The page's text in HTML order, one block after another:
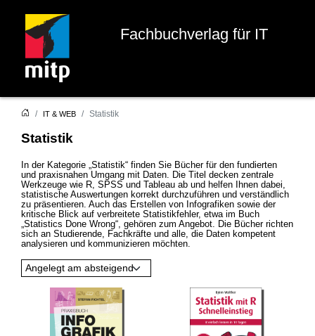
Fachbuchverlag für IT
IT & WEB Statistik
Statistik
In der Kategorie „Statistik“ finden Sie Bücher für den fundierten
und praxisnahen Umgang mit Daten. Die Titel decken zentrale
Werkzeuge wie R, SPSS und Tableau ab und helfen Ihnen dabei,
statistische Auswertungen korrekt durchzuführen und verständlich
zu präsentieren. Auch das Erstellen von Infografiken sowie der
kritische Blick auf verbreitete Statistikfehler, etwa im Buch
„Statistics Done Wrong“, gehören zum Angebot. Die Bücher richten
sich an Studierende, Fachkräfte und alle, die Daten kompetent
analysieren und kommunizieren möchten.
Angelegt am absteigend